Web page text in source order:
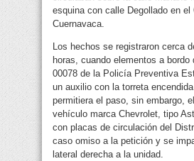
esquina con calle Degollado en el
Cuernavaca.
Los hechos se registraron cerca
horas, cuando elementos a bordo
00078 de la Policía Preventiva
un auxilio con la torreta
permitiera el paso, sin embargo,
vehículo marca Chevrolet, tipo
con placas de circulación del
caso omiso a la petición y se
lateral derecha a la unidad.